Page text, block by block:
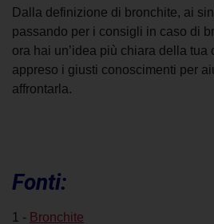
Dalla definizione di bronchite, ai
passando per i consigli in caso di
ora hai un’idea più chiara della tua
appreso i giusti conoscimenti per
affrontarla.
Fonti:
1 - Bronchite